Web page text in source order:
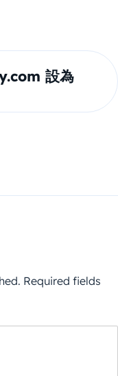
設為
Required fields